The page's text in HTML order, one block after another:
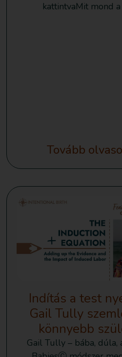
kattintvaMit mond
Tovább
Indítás a test
Gail Tully
könnyebb
Gail Tully – bába, dúla,